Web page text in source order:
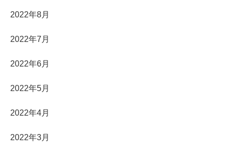
2022年8月
2022年7月
2022年6月
2022年5月
2022年4月
2022年3月